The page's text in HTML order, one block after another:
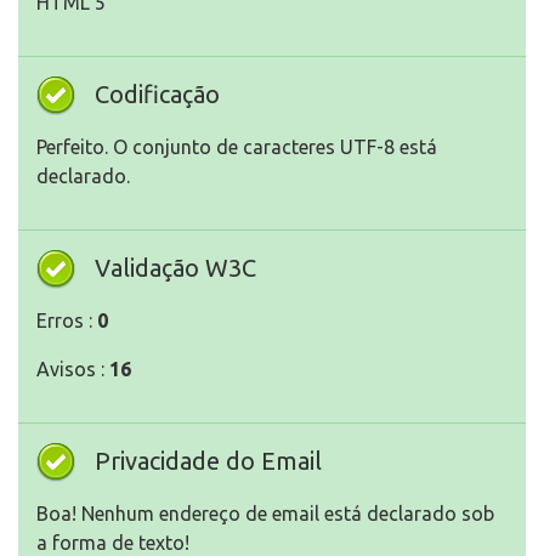
Codificação
Perfeito. O conjunto de caracteres UTF-8 está
declarado.
Validação W3C
Erros : 0
Avisos : 16
Privacidade do Email
Boa! Nenhum endereço de email está declarado sob
a forma de texto!